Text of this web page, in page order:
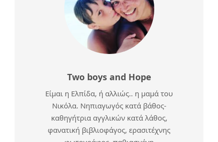
Two boys and Hope
Είμαι η Ελπίδα, ή αλλιώς.. η μαμά του
Νικόλα. Νηπιαγωγός κατά βάθος-
καθηγήτρια αγγλικών κατά λάθος,
φανατική βιβλιοφάγος, ερασιτέχνης